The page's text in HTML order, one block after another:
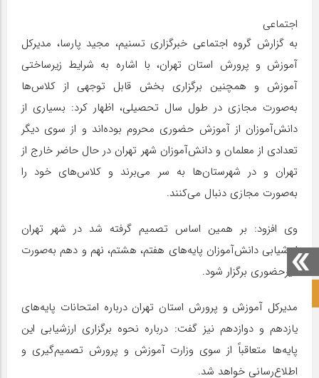
اجتماعی
به گزارش گروه اجتماعی خبرگزاری تسنیم، مجید پارسا، مدیرکل
آموزش و پرورش استان تهران، با اشاره به شرایط زیرساختی
آموزش و همچنین برگزاری بخش قابل توجهی از کلاس‌ها
به‌صورت مجازی در طول سال تحصیلی، اظهار کرد: بسیاری از
دانش‌آموزان از آموزش حضوری محروم بوده‌اند و از سوی دیگر
تعدادی از معلمان و دانش‌آموزان شهر تهران در حال حاضر خارج از
تهران و در شهرستان‌ها به سر می‌برند و کلاس‌های خود را
به‌صورت مجازی دنبال می‌کنند.
وی افزود: بر همین اساس تصمیم گرفته شد در شهر تهران
ارزشیابی دانش‌آموزان پایه‌های هفتم، هشتم، نهم و دهم به‌صورت
غیرحضوری برگزار شود.
مدیرکل آموزش و پرورش استان تهران درباره امتحانات پایه‌های
یازدهم و دوازدهم نیز گفت: درباره نحوه برگزاری ارزشیابی این
پایه‌ها متعاقباً از سوی وزارت آموزش و پرورش تصمیم‌گیری و
اطلاع‌رسانی خواهد شد.